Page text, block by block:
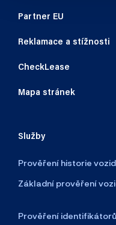
Partner EU
Reklamace a stížnosti
CheckLease
Mapa stránek
Služby
Prověření historie
Základní prověření
Prověření identifikátorů